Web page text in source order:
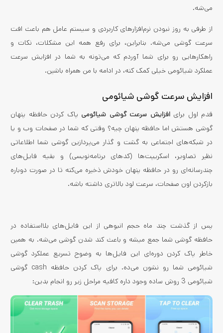
می‌شه.
از طرفی به روز نبودن نرم‌افزار­های کاربردی و سیستم عامل هم باعث افت
سرعت گوشی می‌­شه. بنابراین، برای رفع همه این مشکلات، نکات و
راهکارهایی رو برای شما آوردم که می‌­تونه به شما در افزایش سرعت
عملکرد شیائومی خیلی کمک کنه، در ادامه با من همراه باشین.
افزایش سرعت گوشی شیائومی‌
قدم اول برایافزایش سرعت گوشی شیائومی پاک کردن حافظه پنهان
گوشی هستش اما حافظه پنهان چیه؟ وقتی که شما در صفحات وب و یا
در شبکه­‌های اجتماعی به گشت و گذار می‌­پردازین گوشی شما اطلاعاتی
نظیر تصاویر، اسکریپت­‌ها (کد­های برنامه‌نویسی) و بقیه فایل‌­های
چندرسانه‌ای رو در حافظه پنهان خودش ذخیره می­‌کنه تا در صورت دوباره
بازکردن اون صفحات، سرعت لود بالاتری داشته باشه.
پس از گذشت چند ماه حجم انبوهی از این فایل‌­های بلااستفاده در
حافظه گوشی شما جمع می­شه و باعث کند شدن گوشی می­‌شه. به همین
خاطر پاک کردن دوره­‌ای این فایل‌­ها به وضوح تسریع عملکرد گوشی
شیائومی شما رو نشون می­‌ده. برای پاک کردن حافظه cash گوشی
شیائومی 3 روش ساده وجود داره کافیه مراحل زیر رو انجام بدین: